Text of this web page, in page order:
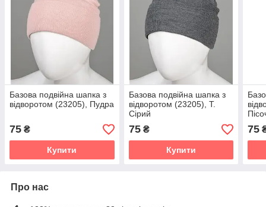
Базова подвійна шапка з
відворотом (23205), Пудра
75 ₴
Купити
Базова подвійна шапка з
відворотом (23205), Т.
Сірий
75₴
Купити
75
Про нас